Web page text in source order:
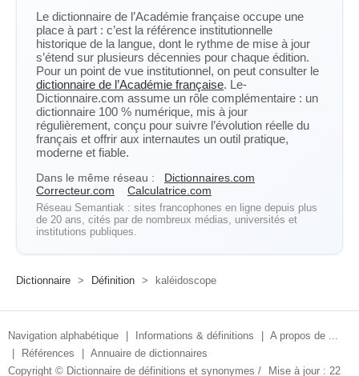
Le dictionnaire de l’Académie française occupe une
place à part : c’est la référence institutionnelle
historique de la langue, dont le rythme de mise à jour
s’étend sur plusieurs décennies pour chaque édition.
Pour un point de vue institutionnel, on peut consulter le
dictionnaire de l’Académie française. Le-
Dictionnaire.com assume un rôle complémentaire : un
dictionnaire 100 % numérique, mis à jour
régulièrement, conçu pour suivre l’évolution réelle du
français et offrir aux internautes un outil pratique,
moderne et fiable.
Dans le même réseau :
Dictionnaires.com
Correcteur.com
Calculatrice.com
Réseau Semantiak : sites francophones en ligne depuis plus
de 20 ans, cités par de nombreux médias, universités et
institutions publiques.
Dictionnaire > Définition > kaléidoscope
Navigation alphabétique Informations & définitions
A propos de ...
Références
Annuaire de dictionnaires
Copyright © Dictionnaire de définitions et synonymes / Mise à jour : 22